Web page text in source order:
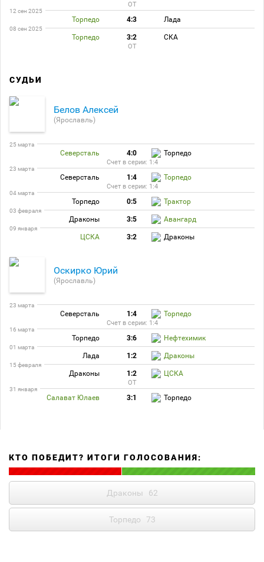
ОТ
12 сен 2025
Торпедо 4:3 Лада
08 сен 2025
Торпедо 3:2 СКА
ОТ
СУДЬИ
Белов Алексей
(Ярославль)
25 марта
Северсталь 4:0 Торпедо
Счет в серии: 1:4
23 марта
Северсталь 1:4 Торпедо
Счет в серии: 1:4
04 марта
Торпедо 0:5 Трактор
03 февраля
Драконы 3:5 Авангард
09 января
ЦСКА 3:2 Драконы
Оскирко Юрий
(Ярославль)
23 марта
Северсталь 1:4 Торпедо
Счет в серии: 1:4
16 марта
Торпедо 3:6 Нефтехимик
01 марта
Лада 1:2 Драконы
15 февраля
Драконы 1:2 ЦСКА
ОТ
31 января
Салават Юлаев 3:1 Торпедо
КТО ПОБЕДИТ? ИТОГИ ГОЛОСОВАНИЯ:
Драконы 62
Торпедо 73